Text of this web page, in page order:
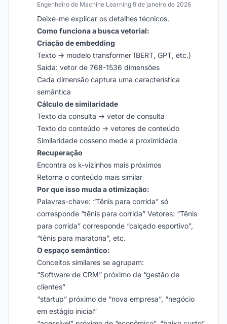
Engenheiro de Machine Learning·9 de janeiro de 2026
Deixe-me explicar os detalhes técnicos.
Como funciona a busca vetorial:
Criação de embedding
Texto → modelo transformer (BERT, GPT, etc.)
Saída: vetor de 768-1536 dimensões
Cada dimensão captura uma característica
semântica
Cálculo de similaridade
Texto da consulta → vetor de consulta
Texto do conteúdo → vetores de conteúdo
Similaridade cosseno mede a proximidade
Recuperação
Encontra os k-vizinhos mais próximos
Retorna o conteúdo mais similar
Por que isso muda a otimização:
Palavras-chave: “Tênis para corrida” só
corresponde “tênis para corrida” Vetores: “Tênis
para corrida” corresponde “calçado esportivo”,
“tênis para maratona”, etc.
O espaço semântico:
Conceitos similares se agrupam:
“Software de CRM” próximo de “gestão de
clientes”
“startup” próximo de “nova empresa”, “negócio
em estágio inicial”